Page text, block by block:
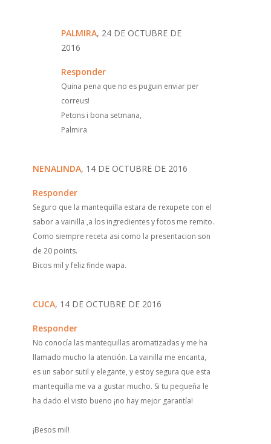
PALMIRA, 24 DE OCTUBRE DE
2016
Responder
Quina pena que no es puguin enviar per
correus!
Petons i bona setmana,
Palmira
NENALINDA, 14 DE OCTUBRE DE 2016
Responder
Seguro que la mantequilla estara de rexupete con el
sabor a vainilla ,a los ingredientes y fotos me remito.
Como siempre receta asi como la presentacion son
de 20 points.
Bicos mil y feliz finde wapa.
CUCA, 14 DE OCTUBRE DE 2016
Responder
No conocía las mantequillas aromatizadas y me ha
llamado mucho la atención. La vainilla me encanta,
es un sabor sutil y elegante, y estoy segura que esta
mantequilla me va a gustar mucho. Si tu pequeña le
ha dado el visto bueno ¡no hay mejor garantía!
¡Besos mil!